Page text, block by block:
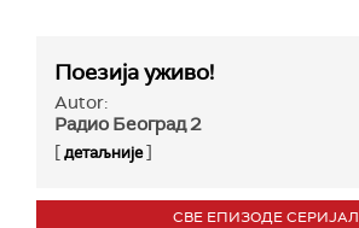
Поезија уживо!
Autor:
Радио Београд 2
[детаљније]
СВЕ ЕПИЗОДЕ